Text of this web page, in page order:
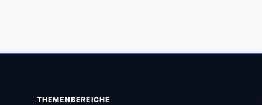
THEMENBEREICHE